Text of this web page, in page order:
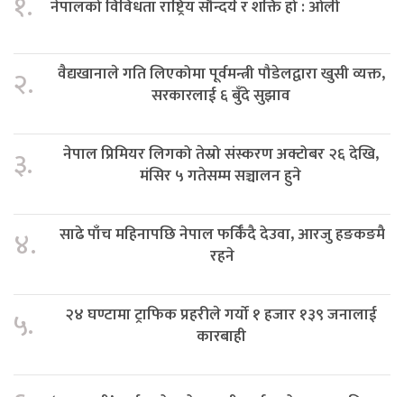
नेपालको विविधता राष्ट्रिय सौन्दर्य र शक्ति हो : ओली
२.
वैद्यखानाले गति लिएकोमा पूर्वमन्त्री पौडेलद्वारा खुसी व्यक्त,
सरकारलाई ६ बुँदे सुझाव
३.
नेपाल प्रिमियर लिगको तेस्रो संस्करण अक्टोबर २६ देखि,
मंसिर ५ गतेसम्म सञ्चालन हुने
४.
साढे पाँच महिनापछि नेपाल फर्किँदै देउवा, आरजु हङकङमै
रहने
५.
२४ घण्टामा ट्राफिक प्रहरीले गर्यो १ हजार १३९ जनालाई
कारबाही